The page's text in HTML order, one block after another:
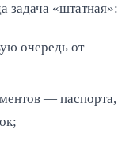
задача «штатная»:
очередь от
— паспорта,